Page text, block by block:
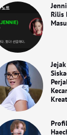
Rilis